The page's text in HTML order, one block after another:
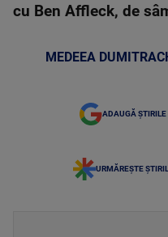
cu Ben Affleck, de
MEDEEA
ADAUGĂ ȘTIRILE
URMĂREȘTE